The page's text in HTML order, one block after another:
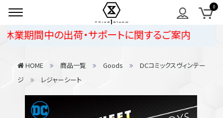
間中の出荷・サポートに関するご案内
HOME 商品一覧 Goods
DCコミックスヴィンテー
ジ
レジャーシート